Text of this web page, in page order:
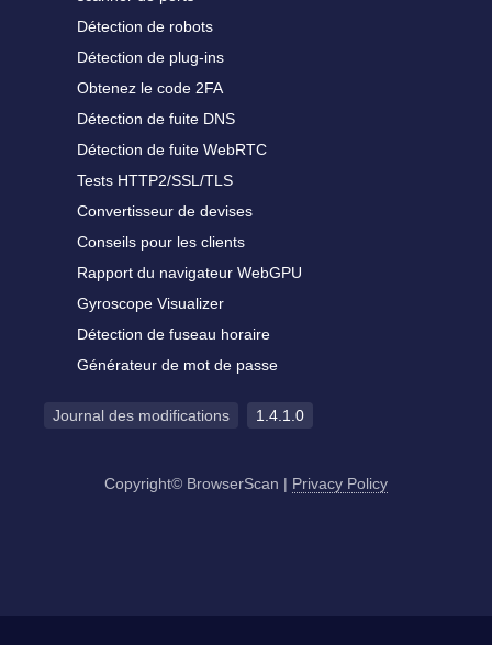
Détection de robots
Détection de plug-ins
Obtenez le code 2FA
Détection de fuite DNS
Détection de fuite WebRTC
Tests HTTP2/SSL/TLS
Convertisseur de devises
Conseils pour les clients
Rapport du navigateur WebGPU
Gyroscope Visualizer
Détection de fuseau horaire
Générateur de mot de passe
Journal des modifications 1.4.1.0
Copyright© BrowserScan | Privacy Policy